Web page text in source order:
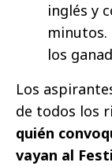
inglés y
minutos.
los
Los
de todos los
quién
vayan al